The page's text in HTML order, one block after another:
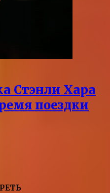
Стэнли Хара
поездки